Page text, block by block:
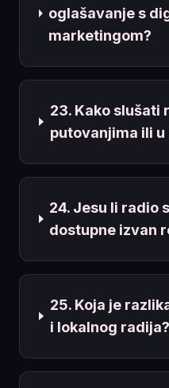
oglašavanje s
marketingom?
23. Kako slušati
putovanjima ili u
24. Jesu li radio
dostupne izvan
25. Koja je
i lokalnog radija?